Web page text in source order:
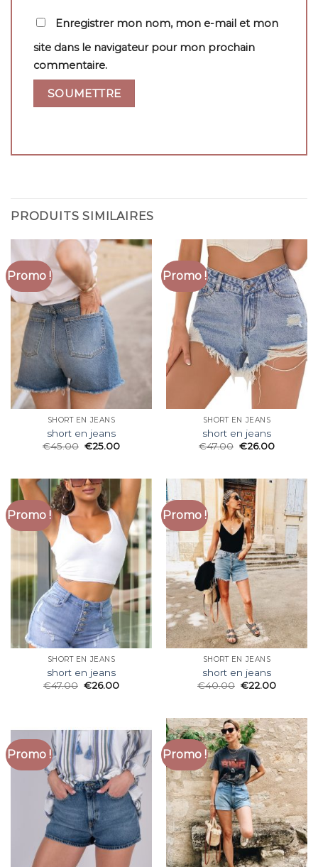
Enregistrer mon nom, mon e-mail et mon
site dans le navigateur pour mon prochain
commentaire.
PRODUITS SIMILAIRES
Promo !
SHORT EN JEANS
short en jeans
€45.00 €25.00
Promo !
SHORT EN JEANS
short en jeans
€47.00 €26.00
Promo !
SHORT EN JEANS
short en jeans
€47.00 €26.00
Promo !
SHORT EN JEANS
short en jeans
€40.00 €22.00
Promo ! Promo !